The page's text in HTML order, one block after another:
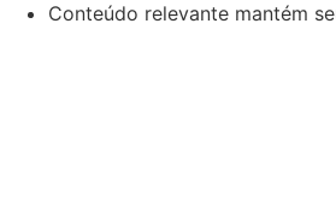
Conteúdo relevante mantém